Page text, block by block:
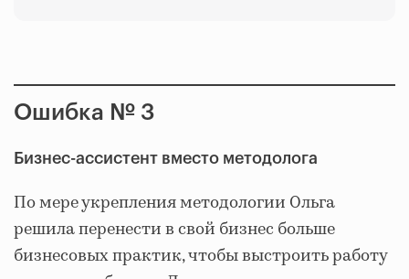
Ошибка № 3
Бизнес-ассистент вместо методолога
По мере укрепления методологии Ольга
решила перенести в свой бизнес больше
бизнесовых практик, чтобы выстроить работу